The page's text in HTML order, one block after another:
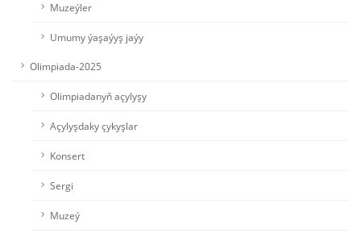
Muzeýler
Umumy ýaşaýyş jaýy
Olimpiada-2025
Olimpiadanyň açylyşy
Açylyşdaky çykyşlar
Konsert
Sergi
Muzeý